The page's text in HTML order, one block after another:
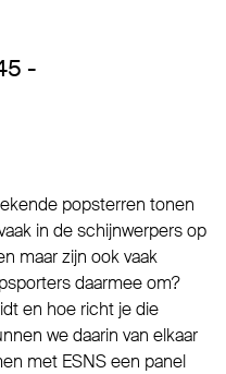
-
popsterren tonen
in de schijnwerpers op
maar zijn ook vaak
daarmee om?
en hoe richt je die
we daarin van elkaar
met ESNS een panel